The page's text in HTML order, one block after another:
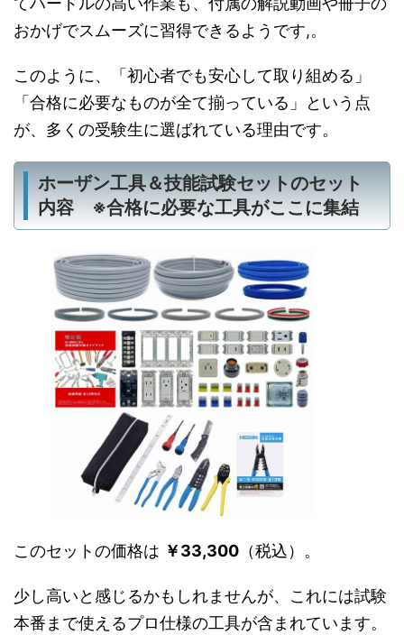
おかげでスムーズに習得できるようです,。
このように、「初心者でも安心して取り組める」
「合格に必要なものが全て揃っている」という点
が、多くの受験生に選ばれている理由です。
ホーザン工具＆技能試験セットのセット
内容 ※合格に必要な工具がここに集結
このセットの価格は ￥33,300 （税込）。
少し高いと感じるかもしれませんが、これには試験
本番まで使えるプロ仕様の工具が含まれています。